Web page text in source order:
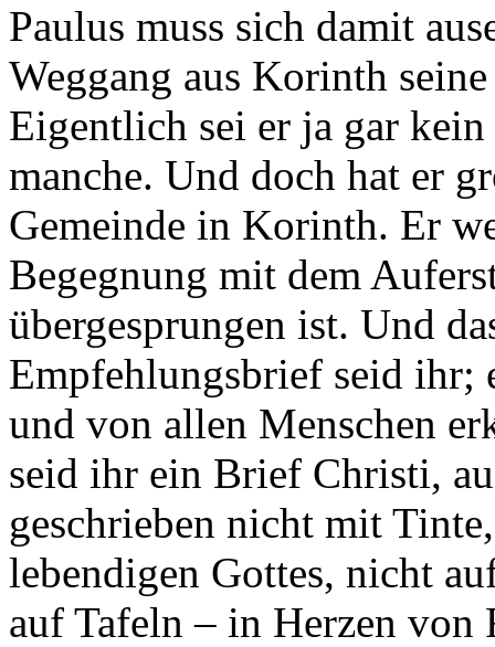
Paulus muss sich damit
Weggang aus Korinth
Eigentlich sei er ja gar
manche. Und doch hat er
Gemeinde in Korinth. Er
Begegnung mit dem
übergesprungen ist. Und
Empfehlungsbrief seid ihr;
und von allen Menschen
seid ihr ein Brief Christi,
geschrieben nicht mit
lebendigen Gottes, nicht
auf Tafeln – in Herzen